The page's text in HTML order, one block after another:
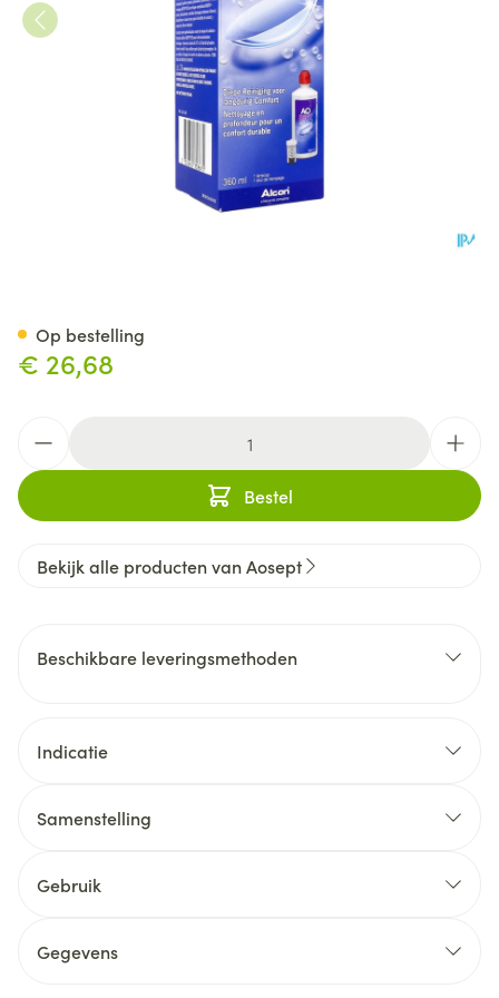
€ 26,68
Bestel
Op bestelling
Bekijk alle producten van Aosept
Beschikbare leveringsmethoden
Indicatie
Samenstelling
Gebruik
Gegevens